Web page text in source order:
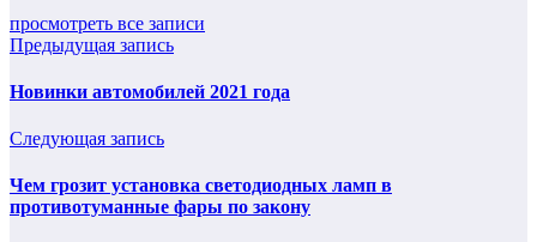
просмотреть все записи
Предыдущая запись
Новинки автомобилей 2021 года
Следующая запись
Чем грозит установка светодиодных ламп в
противотуманные фары по закону